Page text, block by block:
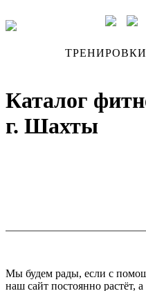
ТРЕНИРОВКИ
Каталог
г. Шахты
Мы будем рады, если с
наш сайт постоянно растёт,